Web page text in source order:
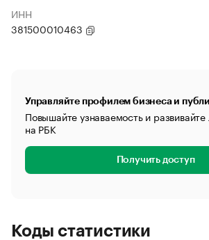
ИНН
381500010463
Управляйте профилем бизнеса и
Повышайте узнаваемость и
на РБК
Получить доступ
Коды статистики